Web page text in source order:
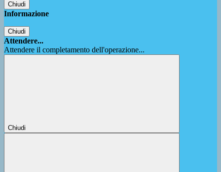
Chiudi
Informazione
Chiudi
Attendere...
Attendere il completamento dell'operazione...
Chiudi